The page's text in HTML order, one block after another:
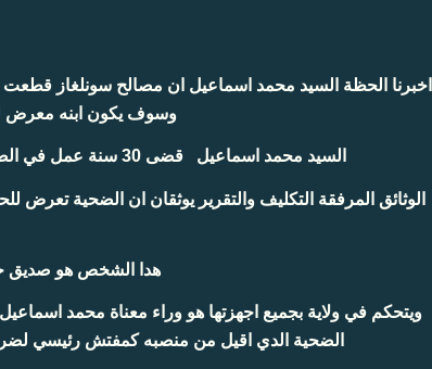
وسوف يكون ابنه معرض
السيد محمد اسماعيل قضى 30 سنة عمل في الضرائب اقيل من منصبه بسبب تقرير ضريبي سلمه لشرطة القضائية بغليزان ووكيل الجمهورية لدات الولاية بطلب منهما ..
هدا الشخص هو صديق
ويتحكم في ولاية بجميع اجهزتها هو وراء معناة محمد
الضحية الدي اقيل من منصبه كمفتش رئيسي